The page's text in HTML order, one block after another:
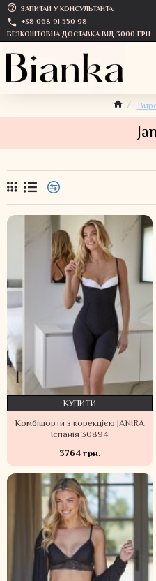
ЗАПИТАЙ У КОНСУЛЬТАНТА:
+38 068 91 550 98
БЕЗКОШТОВНА ДОСТАВКА ВІД 3000 ГРН
Комбішорти з корекцією JANIRA
Іспанія 30894
3764 грн.
КУПИТИ